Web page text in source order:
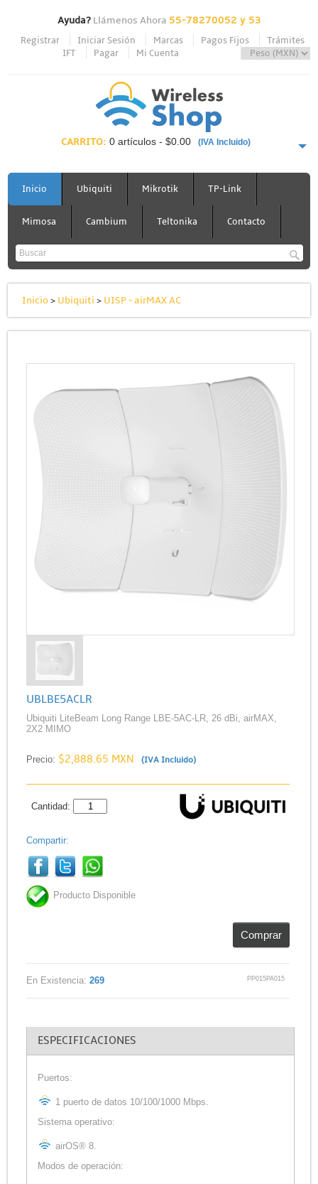
Ayuda?Llámenos Ahora 55-78270052 y 53
Registrar Iniciar Sesión Marcas Pagos Fijos
Trámites
IFT
Pagar Mi Cuenta
CARRITO: 0 artículos - $0.00 (IVA Incluido)
PAGAR AHORA
Inicio Ubiquiti Mikrotik TP-Link
Mimosa Cambium Teltonika Contacto
Inicio> Ubiquiti > UISP - airMAX AC
UBLBE5ACLR
Ubiquiti LiteBeam Long Range LBE-5AC-LR, 26 dBi, airMAX,
2X2 MIMO
Precio: $2,888.65 MXN (IVA Incluido)
Cantidad:
Compartir:
Producto Disponible
Comprar
En Existencia: 269 PP015PA015
ESPECIFICACIONES
Puertos:
1 puerto de datos 10/100/1000 Mbps.
Sistema operativo:
airOS® 8.
Modos de operación: